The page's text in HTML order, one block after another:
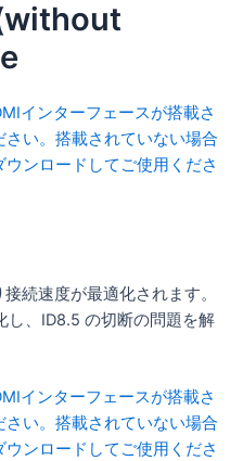
インターフェースが搭載さ
い。搭載されていない場合
ンロードしてご使用くださ
続速度が最適化されます。
し、ID8.5 の切断の問題を解
インターフェースが搭載さ
い。搭載されていない場合
ンロードしてご使用くださ